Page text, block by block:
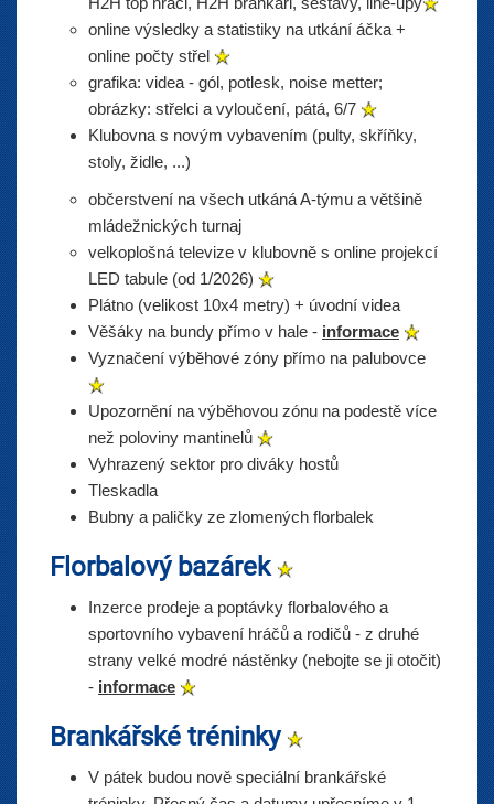
online výsledky a statistiky na utkání áčka +
online počty střel
grafika: videa - gól, potlesk, noise metter;
obrázky: střelci a vyloučení, pátá, 6/7
Klubovna s novým vybavením (pulty, skříňky,
stoly, židle, ...)
občerstvení na všech utkáná A-týmu a většině
mládežnických turnaj
velkoplošná televize v klubovně s online projekcí
LED tabule (od 1/2026)
Plátno (velikost 10x4 metry) + úvodní videa
Věšáky na bundy přímo v hale - informace
Vyznačení výběhové zóny přímo na palubovce
Upozornění na výběhovou zónu na podestě více
než poloviny mantinelů
Vyhrazený sektor pro diváky hostů
Tleskadla
Bubny a paličky ze zlomených florbalek
Florbalový bazárek
Inzerce prodeje a poptávky florbalového a
sportovního vybavení hráčů a rodičů - z druhé
strany velké modré nástěnky (nebojte se ji otočit)
- informace
Brankářské tréninky
V pátek budou nově speciální brankářské